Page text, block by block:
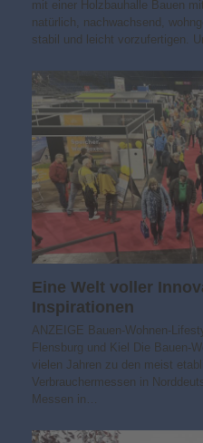
mit einer Holzbauhalle Bauen
natürlich, nachwachsend,
stabil und leicht vorzufertigen.
Eine Welt voller
Inspirationen
ANZEIGE Bauen-Wohnen-
Flensburg und Kiel Die Bauen-
vielen Jahren zu den meist
Verbrauchermessen in
Messen in…